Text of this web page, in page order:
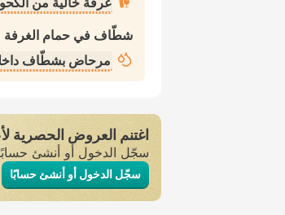
شطّاف في حمام الغرفة
مرحاض بشطّاف
اغتنم العروض الحصرية
سجّل الدخول أو أنشئ
سجّل الدخول أو أنشئ حسابًا